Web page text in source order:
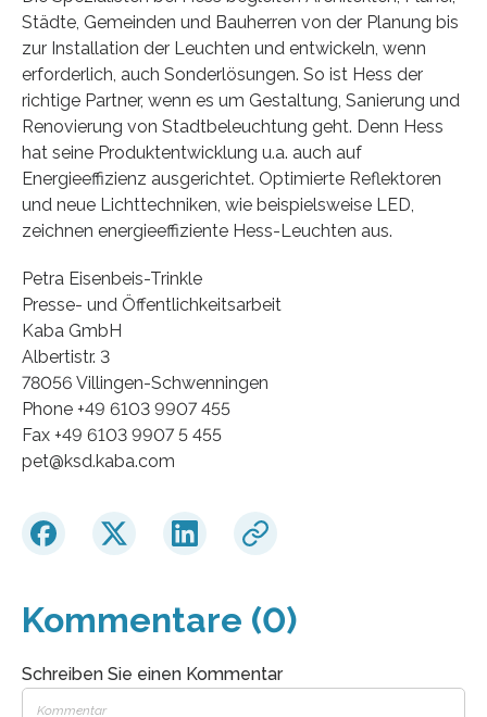
Städte, Gemeinden und Bauherren von der Planung bis
zur Installation der Leuchten und entwickeln, wenn
erforderlich, auch Sonderlösungen. So ist Hess der
richtige Partner, wenn es um Gestaltung, Sanierung und
Renovierung von Stadtbeleuchtung geht. Denn Hess
hat seine Produktentwicklung u.a. auch auf
Energieeffizienz ausgerichtet. Optimierte Reflektoren
und neue Lichttechniken, wie beispielsweise LED,
zeichnen energieeffiziente Hess-Leuchten aus.
Petra Eisenbeis-Trinkle
Presse- und Öffentlichkeitsarbeit
Kaba GmbH
Albertistr. 3
78056 Villingen-Schwenningen
Phone +49 6103 9907 455
Fax +49 6103 9907 5 455
pet@ksd.kaba.com
Kommentare (0)
Schreiben Sie einen Kommentar